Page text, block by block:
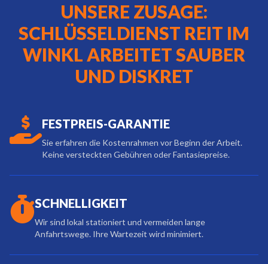
UNSERE ZUSAGE:
SCHLÜSSELDIENST REIT IM
WINKL ARBEITET SAUBER
UND DISKRET
FESTPREIS-GARANTIE
Sie erfahren die Kostenrahmen vor Beginn der Arbeit.
Keine versteckten Gebühren oder Fantasiepreise.
SCHNELLIGKEIT
Wir sind lokal stationiert und vermeiden lange
Anfahrtswege. Ihre Wartezeit wird minimiert.